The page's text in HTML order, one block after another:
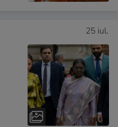
25 iul.